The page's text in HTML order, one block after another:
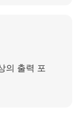
의 출력 포